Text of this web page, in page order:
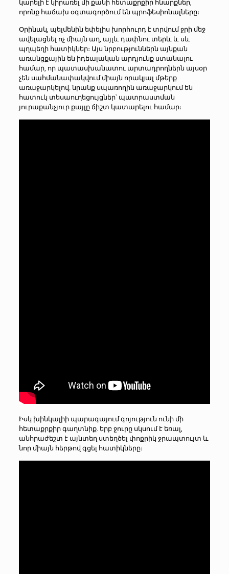
կարելի է կիրառել մի քանի հետաքրքիր հնարքներ,
որոնք հաճախ օգտագործում են պրոֆեսիոնալները։
Օրինակ, պելմենին եփելիս խորհուրդ է տրվում ջրի մեջ
ավելացնել ոչ միայն աղ, այլև դափնու տերև և սև
պղպեղի հատիկներ։ Այս նրբություններն այնքան
առանցքային են իդեալական արդյունք ստանալու
համար, որ պատասխանատու արտադրողներն այսօր
չեն սահմանափակվում միայն որակյալ մթերք
առաջարկելով. նրանք սպառողին առաջարկում են
հատուկ տեսաուղեցույցներ՝ պատրաստման
յուրաքանչյուր քայլը ճիշտ կատարելու համար։
Իսկ խինկալիի պարագայում գոյություն ունի մի
հետաքրքիր գաղտնիք. երբ ջուրը սկսում է եռալ,
անհրաժեշտ է այնտեղ ստեղծել փոքրիկ ջրապտույտ և
նոր միայն հերթով գցել հատիկները։